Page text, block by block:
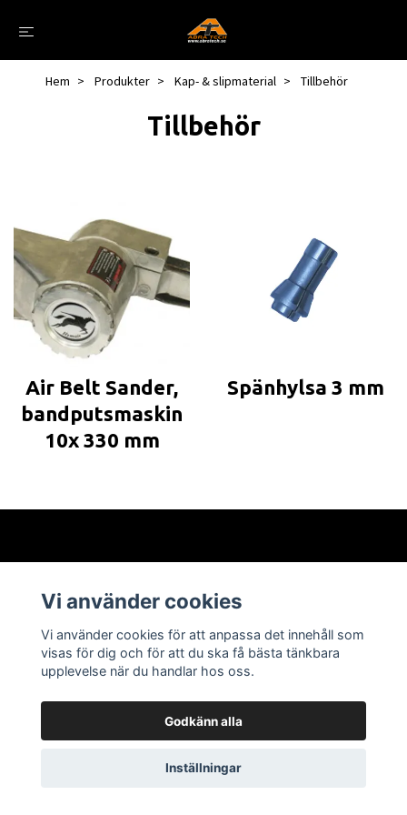
Hem Produkter Kap- & slipmaterial Tillbehör
Tillbehör
Air Belt Sander,
bandputsmaskin
10x 330 mm
Spänhylsa 3 mm
Läs mer
© 2026 Abra Tech ABPowered by Quickbutik
Vi använder cookies
Vi använder cookies för att anpassa det innehåll som
visas för dig och för att du ska få bästa tänkbara
upplevelse när du handlar hos oss.
Godkänn alla
Inställningar